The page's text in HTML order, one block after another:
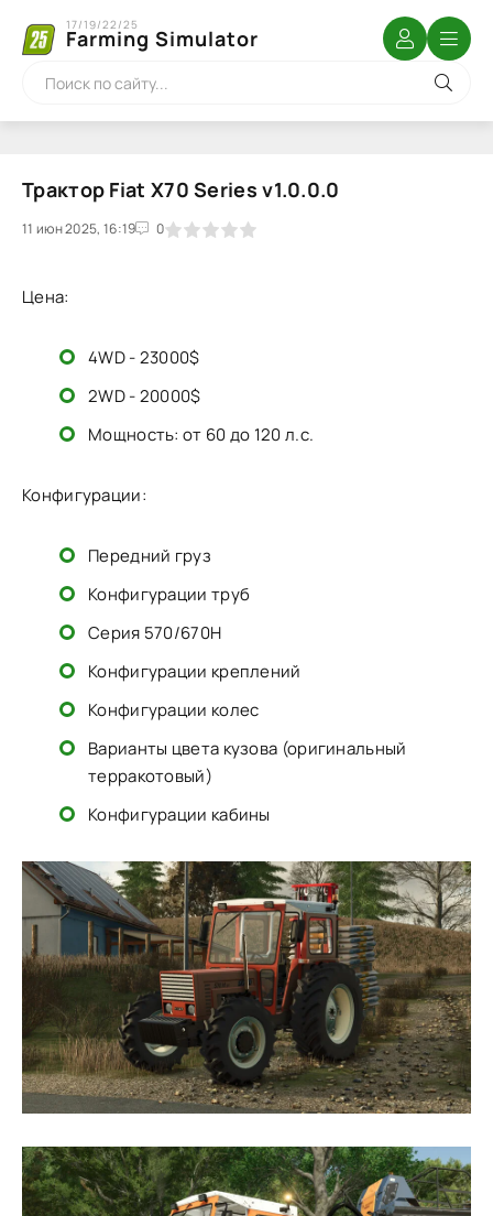
Farming Simulator
17/19/22/25
Трактор Fiat X70 Series v1.0.0.0
11 июн 2025, 16:19 0
1 2 3 4 5
Цена:
4WD - 23000$
2WD - 20000$
Мощность: от 60 до 120 л.с.
Конфигурации:
Передний груз
Конфигурации труб
Серия 570/670H
Конфигурации креплений
Конфигурации колес
Варианты цвета кузова (оригинальный
терракотовый)
Конфигурации кабины